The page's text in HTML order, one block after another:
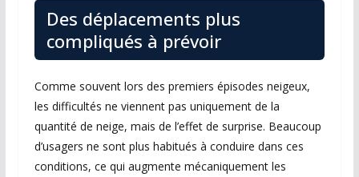
Des déplacements plus
compliqués à prévoir
Comme souvent lors des premiers épisodes neigeux,
les difficultés ne viennent pas uniquement de la
quantité de neige, mais de l’effet de surprise. Beaucoup
d’usagers ne sont plus habitués à conduire dans ces
conditions, ce qui augmente mécaniquement les